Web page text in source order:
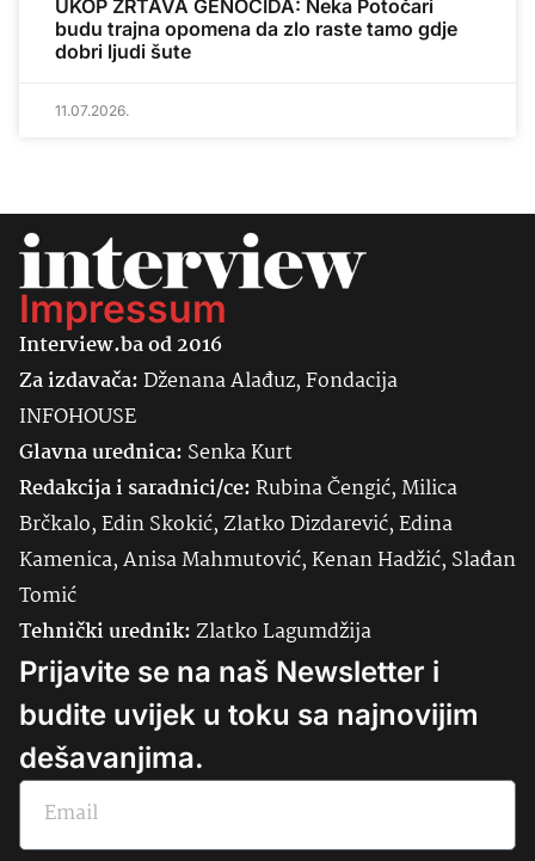
UKOP ŽRTAVA GENOCIDA: Neka Potočari
budu trajna opomena da zlo raste tamo gdje
dobri ljudi šute
11.07.2026.
Impressum
Interview.ba od 2016
Za izdavača:Dženana Alađuz, Fondacija
INFOHOUSE
Glavna urednica: SenkaKurt
Redakcija i saradnici/ce:Rubina Čengić, Milica
Brčkalo, Edin Skokić, Zlatko Dizdarević, Edina
Kamenica, Anisa Mahmutović, Kenan Hadžić, Slađan
Tomić
Tehnički urednik:Zlatko Lagumdžija
Prijavite se na naš Newsletter i
budite uvijek u toku sa najnovijim
dešavanjima.